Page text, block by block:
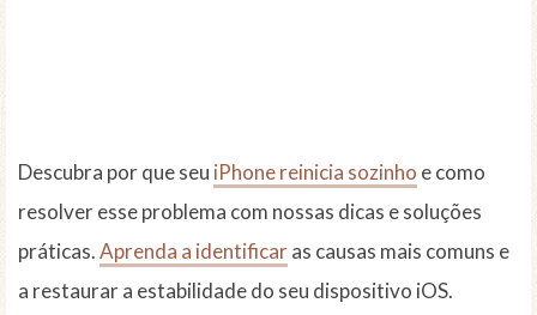
Descubra por que seu iPhone reinicia sozinho e como
resolver esse problema com nossas dicas e soluções
práticas.Aprenda a identificaras causas mais comuns e
a restaurar a estabilidade do seu dispositivo iOS.